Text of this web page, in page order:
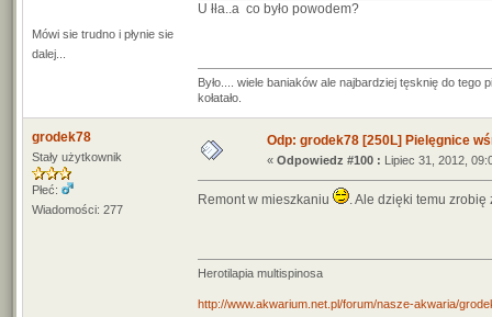
Mówi sie trudno i płynie sie
dalej...
U łła..a co było powodem?
Było.... wiele baniaków ale najbardziej tęsknię do
kołatało.
grodek78
Stały użytkownik
Płeć:
Wiadomości: 277
Odp: grodek78 [250L] Pielęgnice
« Odpowiedz #100 : Lipiec 31, 2012,
Remont w mieszkaniu . Ale dzięki temu
Herotilapia multispinosa
http://www.akwarium.net.pl/forum/nasze-akwaria/